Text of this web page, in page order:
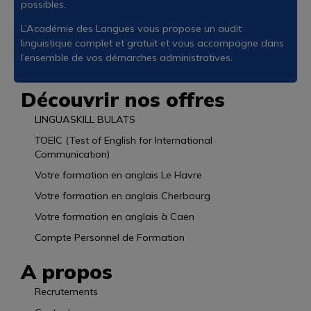
possibles.
L’Académie des Langues vous propose un audit
linguistique complet et gratuit et vous accompagne dans
l’ensemble de vos démarches administratives.
Découvrir nos offres
LINGUASKILL BULATS
TOEIC (Test of English for International
Communication)
Votre formation en anglais Le Havre
Votre formation en anglais Cherbourg
Votre formation en anglais à Caen
Compte Personnel de Formation
A propos
Recrutements